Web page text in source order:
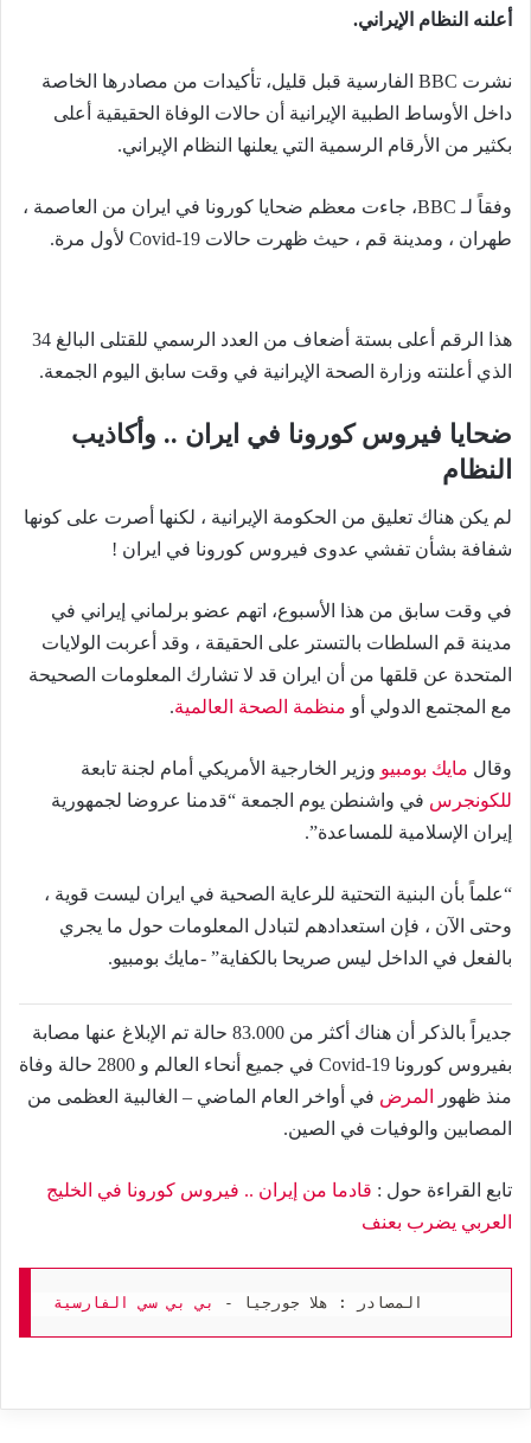
أعلنه النظام الإيراني.
نشرت BBC الفارسية قبل قليل، تأكيدات من مصادرها الخاصة
داخل الأوساط الطبية الإيرانية أن حالات الوفاة الحقيقية أعلى
بكثير من الأرقام الرسمية التي يعلنها النظام الإيراني.
وفقاً لـ BBC، جاءت معظم ضحايا كورونا في ايران من العاصمة ،
طهران ، ومدينة قم ، حيث ظهرت حالات Covid-19 لأول مرة.
هذا الرقم أعلى بستة أضعاف من العدد الرسمي للقتلى البالغ 34
الذي أعلنته وزارة الصحة الإيرانية في وقت سابق اليوم الجمعة.
ضحايا فيروس كورونا في ايران .. وأكاذيب
النظام
لم يكن هناك تعليق من الحكومة الإيرانية ، لكنها أصرت على كونها
شفافة بشأن تفشي عدوى فيروس كورونا في ايران !
في وقت سابق من هذا الأسبوع، اتهم عضو برلماني إيراني في
مدينة قم السلطات بالتستر على الحقيقة ، وقد أعربت الولايات
المتحدة عن قلقها من أن ايران قد لا تشارك المعلومات الصحيحة
مع المجتمع الدولي أو منظمة الصحة العالمية.
وقال مايك بومبيو وزير الخارجية الأمريكي أمام لجنة تابعة
للكونجرس في واشنطن يوم الجمعة “قدمنا ​​عروضا لجمهورية
إيران الإسلامية للمساعدة”.
“علماً بأن البنية التحتية للرعاية الصحية في ايران ليست قوية ،
وحتى الآن ، فإن استعدادهم لتبادل المعلومات حول ما يجري
بالفعل في الداخل ليس صريحا بالكفاية” -مايك بومبيو.
جديراً بالذكر أن هناك أكثر من 83.000 حالة تم الإبلاغ عنها مصابة
بفيروس كورونا Covid-19 في جميع أنحاء العالم و 2800 حالة وفاة
منذ ظهور
المرض في أواخر العام الماضي – الغالبية العظمى من
المصابين والوفيات في الصين.
تابع القراءة حول : قادما من إيران .. فيروس كورونا في الخليج
العربي يضرب بعنف
المصادر : هلا جورجيا - بي بي سي الفارسية